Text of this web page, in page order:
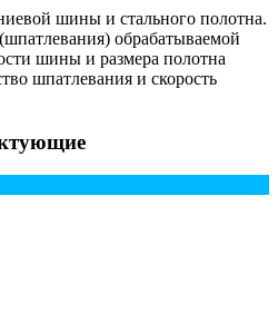
шины и стального полотна.
обрабатываемой
шины и размера полотна
шпатлевания и скорость